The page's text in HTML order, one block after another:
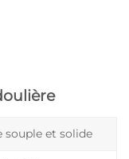
souple et solide